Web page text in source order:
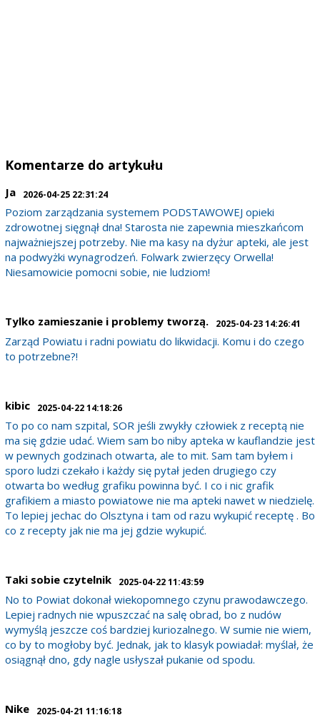
Komentarze do artykułu
Ja 2026-04-25 22:31:24
Poziom zarządzania systemem PODSTAWOWEJ opieki
zdrowotnej sięgnął dna! Starosta nie zapewnia mieszkańcom
najważniejszej potrzeby. Nie ma kasy na dyżur apteki, ale jest
na podwyżki wynagrodzeń. Folwark zwierzęcy Orwella!
Niesamowicie pomocni sobie, nie ludziom!
Tylko zamieszanie i problemy tworzą. 2025-04-23 14:26:41
Zarząd Powiatu i radni powiatu do likwidacji. Komu i do czego
to potrzebne?!
kibic 2025-04-22 14:18:26
To po co nam szpital, SOR jeśli zwykły człowiek z receptą nie
ma się gdzie udać. Wiem sam bo niby apteka w kauflandzie jest
w pewnych godzinach otwarta, ale to mit. Sam tam byłem i
sporo ludzi czekało i każdy się pytał jeden drugiego czy
otwarta bo według grafiku powinna być. I co i nic grafik
grafikiem a miasto powiatowe nie ma apteki nawet w niedzielę.
To lepiej jechac do Olsztyna i tam od razu wykupić receptę . Bo
co z recepty jak nie ma jej gdzie wykupić.
Taki sobie czytelnik 2025-04-22 11:43:59
No to Powiat dokonał wiekopomnego czynu prawodawczego.
Lepiej radnych nie wpuszczać na salę obrad, bo z nudów
wymyślą jeszcze coś bardziej kuriozalnego. W sumie nie wiem,
co by to mogłoby być. Jednak, jak to klasyk powiadał: myślał, że
osiągnął dno, gdy nagle usłyszał pukanie od spodu.
Nike 2025-04-21 11:16:18